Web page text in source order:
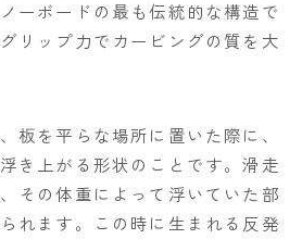
ーボードの最も伝統的な構造で
リップ力でカービングの質を大
板を平らな場所に置いた際に、
き上がる形状のことです。滑走
その体重によって浮いていた部
れます。この時に生まれる反発